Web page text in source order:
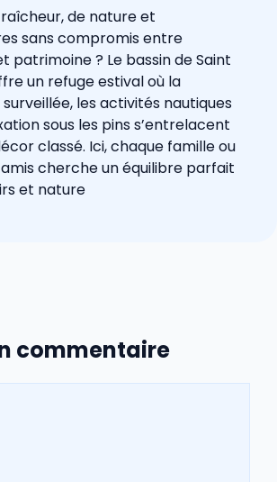
de nature et
sans compromis entre
patrimoine ? Le bassin de Saint
un refuge estival où la
les activités nautiques
sous les pins s’entrelacent
classé. Ici, chaque famille ou
cherche un équilibre parfait
et nature
commentaire